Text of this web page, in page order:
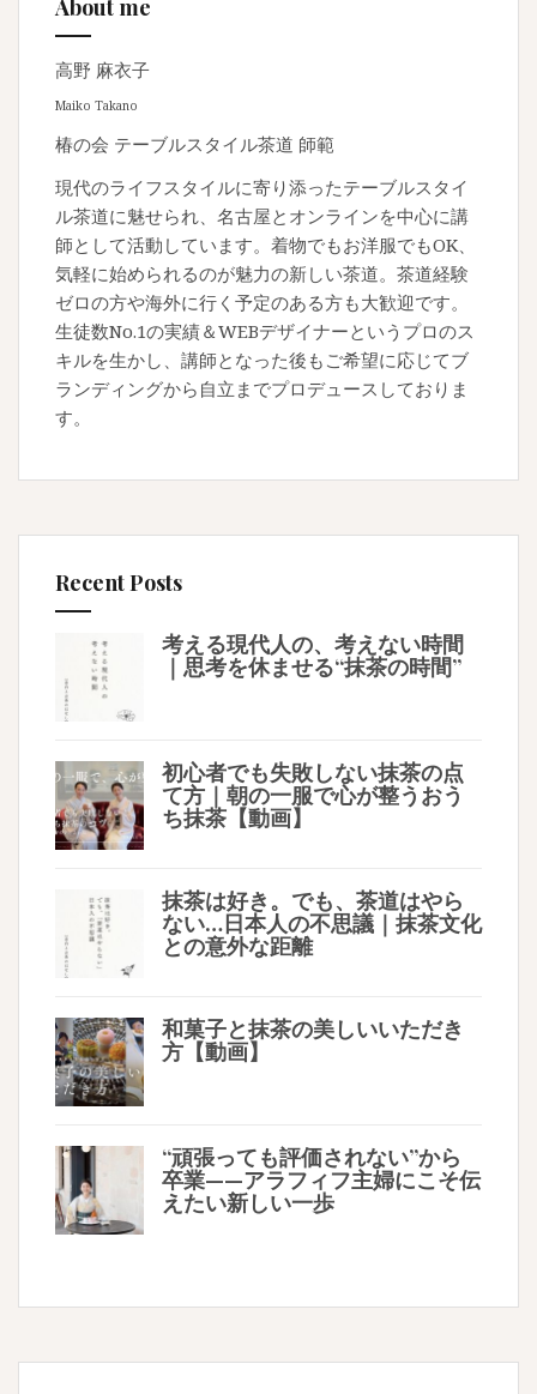
About me
高野 麻衣子
Maiko Takano
椿の会 テーブルスタイル茶道 師範
現代のライフスタイルに寄り添ったテーブルスタイ
ル茶道に魅せられ、名古屋とオンラインを中心に講
師として活動しています。着物でもお洋服でもOK、
気軽に始められるのが魅力の新しい茶道。茶道経験
ゼロの方や海外に行く予定のある方も大歓迎です。
生徒数No.1の実績＆WEBデザイナーというプロのス
キルを生かし、講師となった後もご希望に応じてブ
ランディングから自立までプロデュースしておりま
す。
Recent Posts
考える現代人の、考えない時間
｜思考を休ませる“抹茶の時間”
初心者でも失敗しない抹茶の点
て方｜朝の一服で心が整うおう
ち抹茶【動画】
抹茶は好き。でも、茶道はやら
ない…日本人の不思議｜抹茶文化
との意外な距離
和菓子と抹茶の美しいいただき
方【動画】
“頑張っても評価されない”から
卒業——アラフィフ主婦にこそ伝
えたい新しい一歩